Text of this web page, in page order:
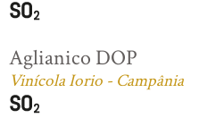
Aglianico DOP
Vinícola Iorio - Campânia